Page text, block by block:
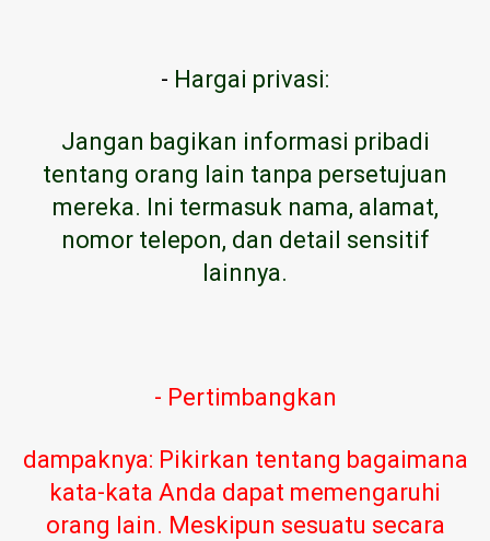
- Hargai privasi:
Jangan bagikan informasi pribadi
tentang orang lain tanpa persetujuan
mereka. Ini termasuk nama, alamat,
nomor telepon, dan detail sensitif
lainnya.
- Pertimbangkan
dampaknya: Pikirkan tentang bagaimana
kata-kata Anda dapat memengaruhi
orang lain. Meskipun sesuatu secara